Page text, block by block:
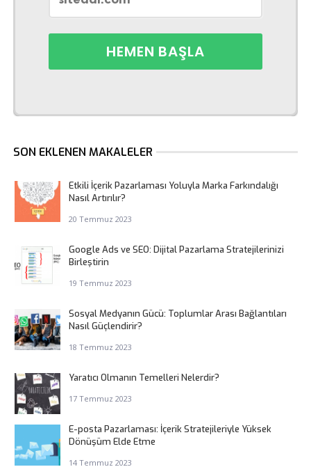
SON EKLENEN MAKALELER
Etkili İçerik Pazarlaması Yoluyla Marka Farkındalığı
Nasıl Artırılır?
20 Temmuz 2023
Google Ads ve SEO: Dijital Pazarlama Stratejilerinizi
Birleştirin
19 Temmuz 2023
Sosyal Medyanın Gücü: Toplumlar Arası Bağlantıları
Nasıl Güçlendirir?
18 Temmuz 2023
Yaratıcı Olmanın Temelleri Nelerdir?
17 Temmuz 2023
E-posta Pazarlaması: İçerik Stratejileriyle Yüksek
Dönüşüm Elde Etme
14 Temmuz 2023